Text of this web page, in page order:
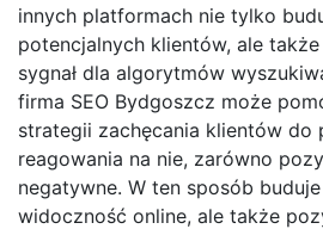
innych platformach nie tylko
potencjalnych klientów, ale
sygnał dla algorytmów
firma SEO Bydgoszcz może
strategii zachęcania klientów do
reagowania na nie, zarówno
negatywne. W ten sposób
widoczność online, ale także